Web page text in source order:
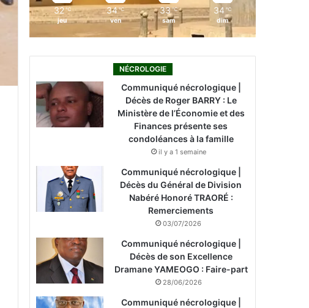
32 ℃
jeu
34 ℃
ven
33 ℃
sam
34 ℃
dim
NÉCROLOGIE
Communiqué nécrologique |
Décès de Roger BARRY : Le
Ministère de l’Économie et des
Finances présente ses
condoléances à la famille
il y a 1 semaine
Communiqué nécrologique |
Décès du Général de Division
Nabéré Honoré TRAORÉ :
Remerciements
03/07/2026
Communiqué nécrologique |
Décès de son Excellence
Dramane YAMEOGO : Faire-part
28/06/2026
Communiqué nécrologique |